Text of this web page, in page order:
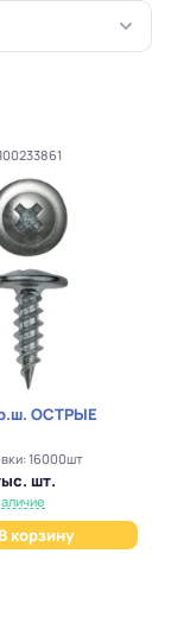
ОСТРЫЕ
16000шт
шт.
корзину